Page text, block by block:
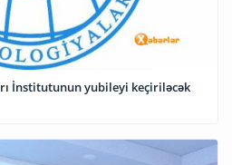
İnstitutunun yubileyi keçiriləcək